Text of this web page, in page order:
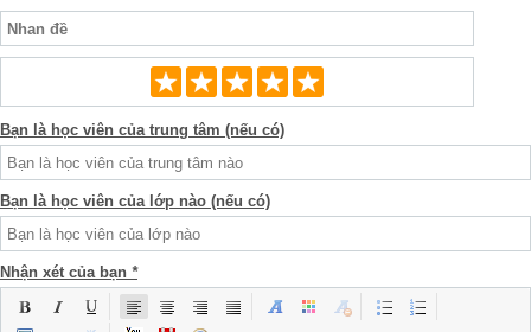
Bạn là học viên của trung tâm (nếu có)
Bạn là học viên của lớp nào (nếu có)
Nhận xét của bạn *